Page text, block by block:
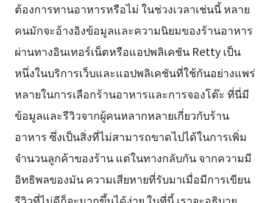
ต้องการทานอาหารหรือไม่ ในช่วงเวลาเช่นนี้ หลาย
คนมักจะอ้างอิงข้อมูลและความนิยมของร้านอาหาร
ผ่านทางอินเทอร์เน็ตหรือแอปพลิเคชัน Retty เป็น
หนึ่งในบริการเว็บและแอปพลิเคชันที่ใช้กันอย่างแพร่
หลายในการเลือกร้านอาหารและการจองโต๊ะ ที่นี่มี
ข้อมูลและรีวิวจากผู้คนหลากหลายเกี่ยวกับร้าน
อาหาร ซึ่งเป็นสิ่งที่ไม่สามารถขาดไปได้ในการเพิ่ม
จำนวนลูกค้าของร้าน แต่ในทางกลับกัน จากความมี
อิทธิพลของมัน ความเสียหายที่รับมาเมื่อมีการเขียน